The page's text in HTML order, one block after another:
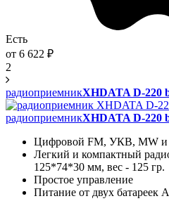
Есть
от 6 622 ₽
2
радиоприемникXHDATA D-220
радиоприемникXHDATA D-220
Цифровой FM, УКВ, MW и
Легкий и компактный
125*74*30 мм, вес - 125 гр.
Простое управление
Питание от двух батареек